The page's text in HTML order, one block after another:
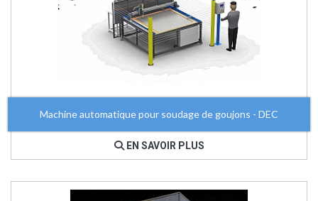
Machine automatique pour soudage de goujons - DEC
EN SAVOIR PLUS